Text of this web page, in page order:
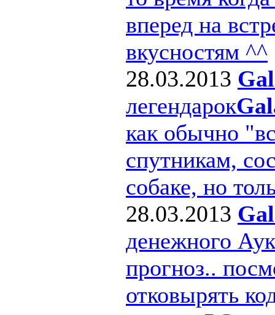
вперед на
вкусностям ^^
28.03.2013
легендарок
как обычно
спутникам,
собаке, но
28.03.2013
денежного
прогноз..
отковырять